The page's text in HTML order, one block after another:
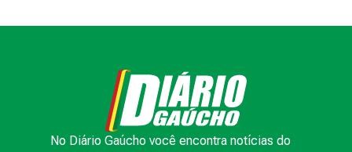
No Diário Gaúcho você encontra notícias do